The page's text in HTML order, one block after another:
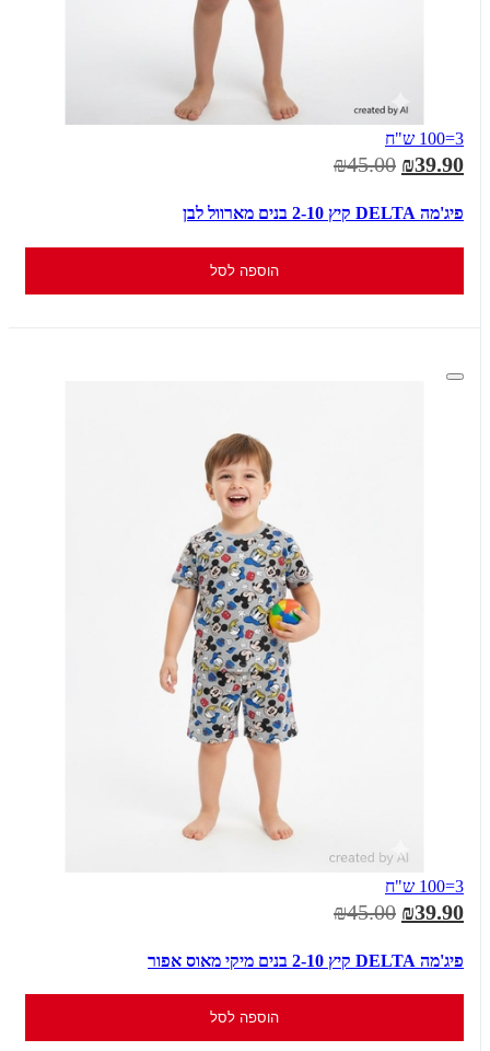
3=100 ש"ח
₪39.90
₪45.00
פיג'מה DELTA קיץ 2-10 בנים מארוול לבן
הוספה לסל
3=100 ש"ח
₪39.90
₪45.00
פיג'מה DELTA קיץ 2-10 בנים מיקי מאוס אפור
הוספה לסל